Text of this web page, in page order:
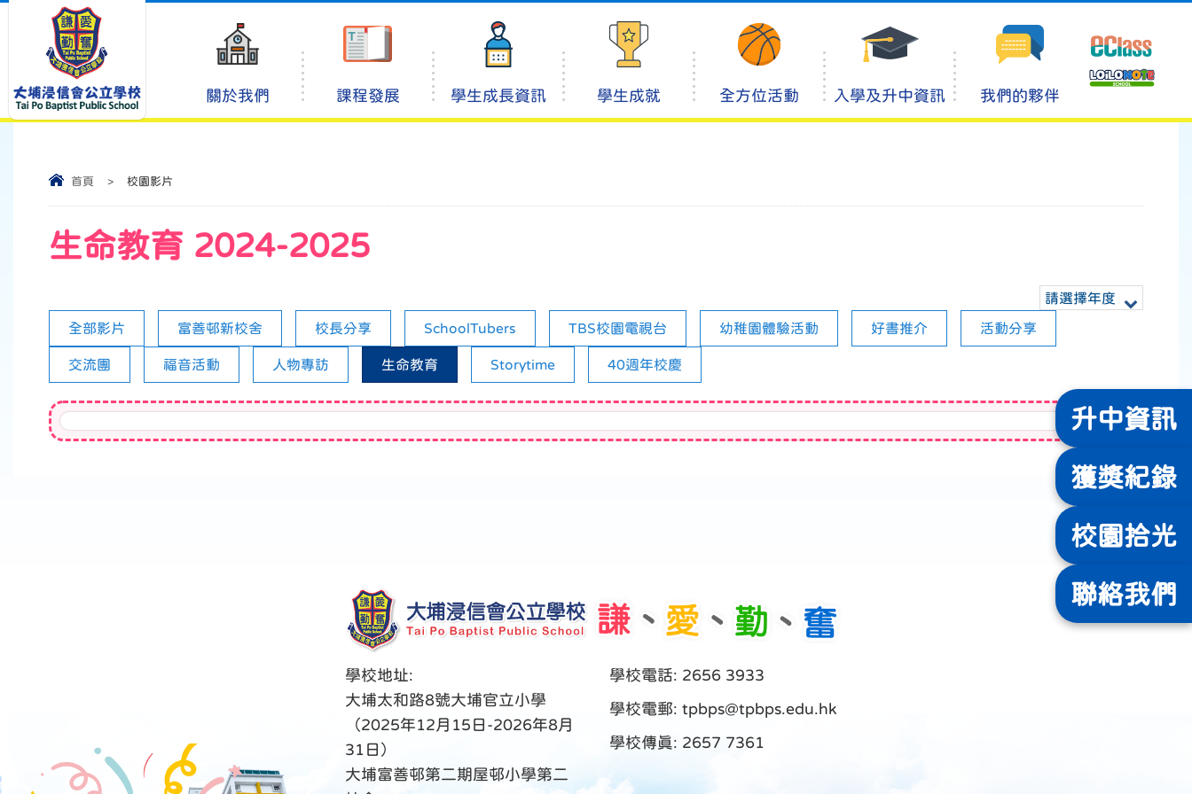
關於我們 課程發展 學生成長資訊 學生成就 全方位活動 入學及升中資訊 我們的夥伴
首頁 > 校園影片
生命教育 2024-2025
請選擇年度
全部影片 富善邨新校舍 校長分享 SchoolTubers TBS校園電視台 幼稚園體驗活動 好書推介 活動分享
交流團 福音活動 人物專訪 生命教育 Storytime 40週年校慶
學校地址:
大埔太和路8號大埔官立小學
（2025年12月15日-2026年8月
31日）
大埔富善邨第二期屋邨小學第二
學校電話: 2656 3933
學校電郵: tpbps@tpbps.edu.hk
學校傳真: 2657 7361
升中資訊
獲獎紀錄
校園拾光
聯絡我們